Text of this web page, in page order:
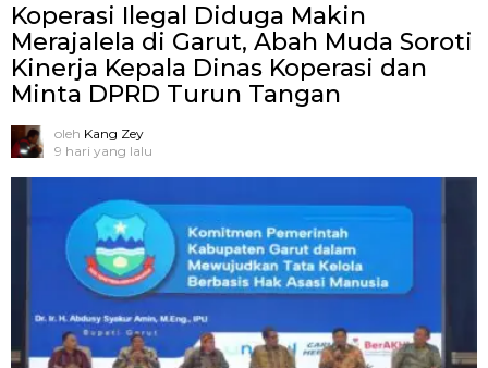
Koperasi Ilegal Diduga Makin
Merajalela di Garut, Abah Muda Soroti
Kinerja Kepala Dinas Koperasi dan
Minta DPRD Turun Tangan
oleh Kang Zey
9 hari yang lalu